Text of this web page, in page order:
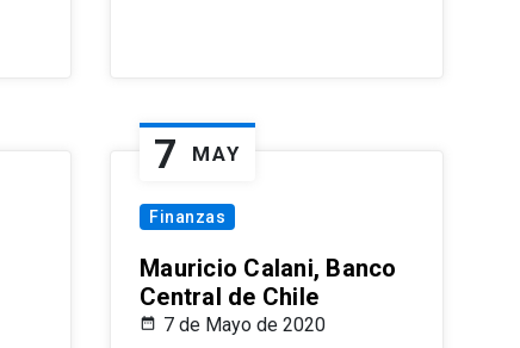
7 MAY
Finanzas
Mauricio Calani, Banco
Central de Chile
7 de Mayo de 2020